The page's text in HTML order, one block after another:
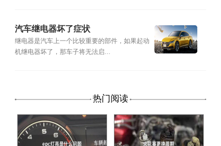
汽车继电器坏了症状
继电器是汽车上一个比较重要的部件，如果起动
机继电器坏了，那车子将无法启...
热门阅读